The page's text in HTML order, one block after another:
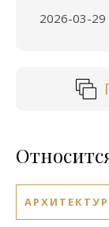
2026-03-29